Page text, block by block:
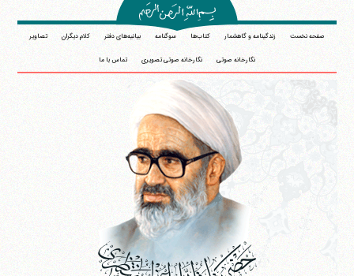
صفحه نخست زندگینامه و گاهشمار کتاب‌ها سوگنامه بیانیه‌های دفتر کلام دیگران تصاویر
نگارخانه صوتی نگارخانه صوتی تصویری تماس با ما